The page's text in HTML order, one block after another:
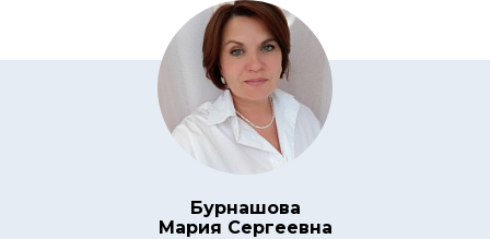
Бурнашова
Мария Сергеевна